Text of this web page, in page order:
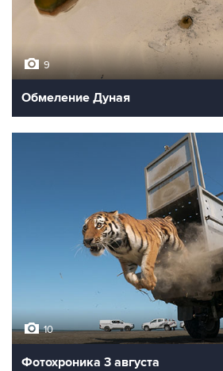
9
Обмеление Дуная
10
Фотохроника 3 августа